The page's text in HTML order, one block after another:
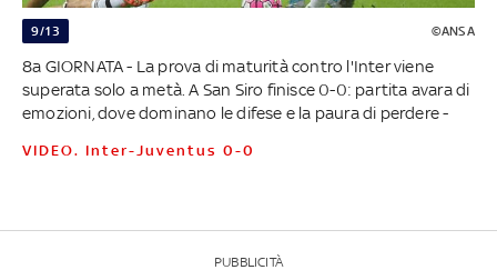
9/13 ©ANSA
8a GIORNATA - La prova di maturità contro l'Inter viene
superata solo a metà. A San Siro finisce 0-0: partita avara di
emozioni, dove dominano le difese e la paura di perdere -
VIDEO. Inter-Juventus 0-0
PUBBLICITÀ